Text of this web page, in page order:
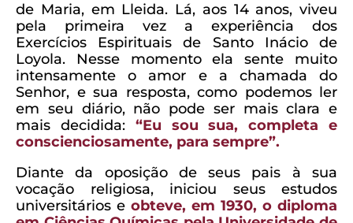
de Maria, em Lleida. Lá, aos 14 anos, viveu
pela primeira vez a experiência dos
Exercícios Espirituais de Santo Inácio de
Loyola. Nesse momento ela sente muito
intensamente o amor e a chamada do
Senhor, e sua resposta, como podemos ler
em seu diário, não pode ser mais clara e
mais decidida: “Eu sou sua, completa e
conscienciosamente, para sempre”.
Diante da oposição de seus pais à sua
vocação religiosa, iniciou seus estudos
universitários e obteve, em 1930, o diploma